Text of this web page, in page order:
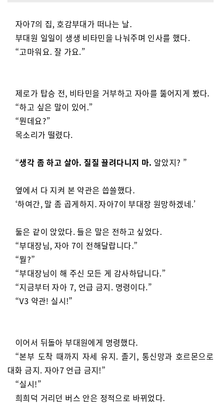
자아7의 집, 호감부대가 떠나는 날.
부대원 일일이 생생 비타민을 나눠주며 인사를 했다.
“고마워요. 잘 가요.”
제로가 탑승 전, 비타민을 거부하고 자아를 뚫어지게 봤다.
“하고 싶은 말이 있어.”
“뭔데요?”
목소리가 떨렸다.
“생각 좀 하고 살아. 질질 끌려다니지 마. 알았지? ”
옆에서 다 지켜 본 약관은 씁쓸했다.
‘하여간, 말 좀 곱게하지. 자아7이 부대장 원망하겠네.’
둘은 같이 앉았다. 들은 말은 전하고 싶었다.
“부대장님, 자아 7이 전해달랍니다.”
“뭘?”
“부대장님이 해 주신 모든 게 감사하답니다.”
“지금부터 자아 7, 언급 금지. 명령이다.”
“V3 약관! 실시!”
이어서 뒤돌아 부대원에게 명령했다.
“본부 도착 때까지 자세 유지. 졸기, 통신망과 호르몬으로
대화 금지. 자아7 언급 금지!”
“실시!”
희희덕 거리던 버스 안은 정적으로 바뀌었다.